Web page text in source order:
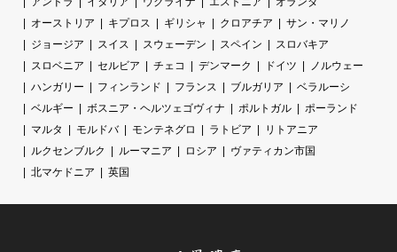
オーストリア
キプロス ギリシャ クロアチア
サン・マリノ
ジョージア
スイス スウェーデン スペイン
スロバキア
スロベニア
セルビア チェコ デンマーク ドイツ
ノルウェー
ハンガリー
フィンランド フランス ブルガリア
ベラルーシ
ベルギー
ボスニア・ヘルツェゴヴィナ ポルトガル
ポーランド
マルタ
モルドバ モンテネグロ ラトビア
リトアニア
ルクセンブルク
ルーマニア ロシア
ヴァティカン市国
北マケドニア
英国